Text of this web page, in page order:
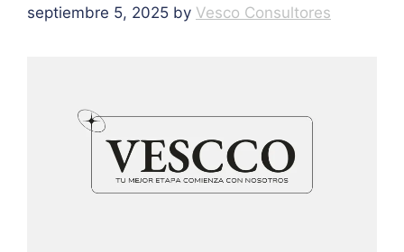
septiembre 5, 2025 by Vesco Consultores